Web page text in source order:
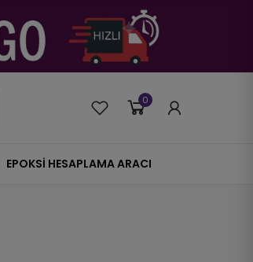
0
EPOKSİ HESAPLAMA ARACI